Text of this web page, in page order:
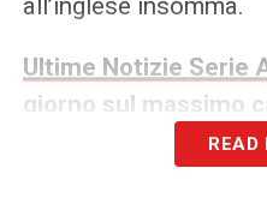
Ultime Notizie Serie
giorno sul massimo
Addii rumorosi e
READ